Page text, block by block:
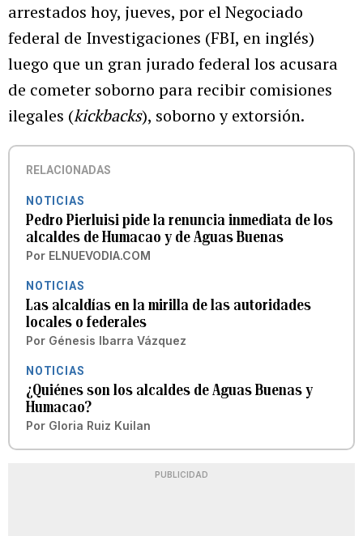
arrestados hoy, jueves, por el Negociado
federal de Investigaciones (FBI, en inglés)
luego que un gran jurado federal los acusara
de cometer soborno para recibir comisiones
ilegales (kickbacks), soborno y extorsión.
RELACIONADAS
NOTICIAS
Pedro Pierluisi pide la renuncia inmediata de los
alcaldes de Humacao y de Aguas Buenas
Por ELNUEVODIA.COM
NOTICIAS
Las alcaldías en la mirilla de las autoridades
locales o federales
Por Génesis Ibarra Vázquez
NOTICIAS
¿Quiénes son los alcaldes de Aguas Buenas y
Humacao?
Por Gloria Ruiz Kuilan
PUBLICIDAD